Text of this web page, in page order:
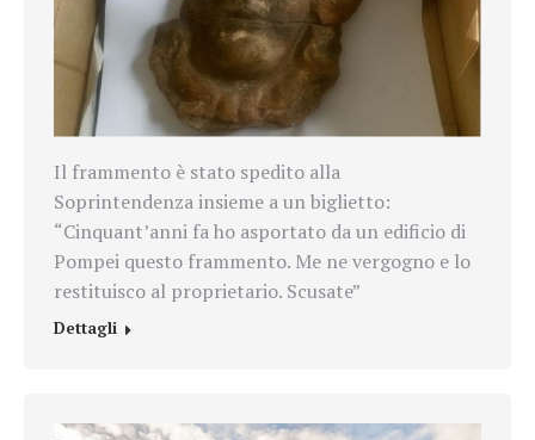
Il frammento è stato spedito alla
Soprintendenza insieme a un biglietto:
“Cinquant’anni fa ho asportato da un edificio di
Pompei questo frammento. Me ne vergogno e lo
restituisco al proprietario. Scusate”
Dettagli